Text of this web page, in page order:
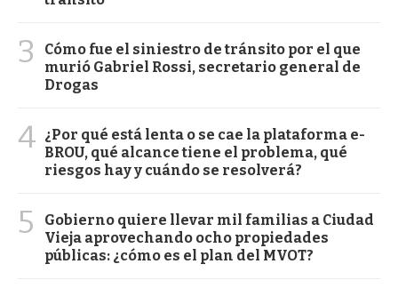
3
Cómo fue el siniestro de tránsito por el que
murió Gabriel Rossi, secretario general de
Drogas
4 ¿Por qué está lenta o se cae la plataforma e-
BROU, qué alcance tiene el problema, qué
riesgos hay y cuándo se resolverá?
5
Gobierno quiere llevar mil familias a Ciudad
Vieja aprovechando ocho propiedades
públicas: ¿cómo es el plan del MVOT?